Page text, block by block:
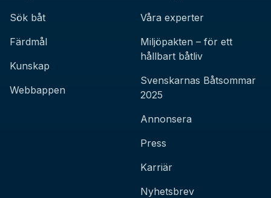
Sök båt
Färdmål
Kunskap
Webbappen
Våra experter
Miljöpakten – för ett
hållbart båtliv
Svenskarnas Båtsommar
2025
Annonsera
Press
Karriär
Nyhetsbrev